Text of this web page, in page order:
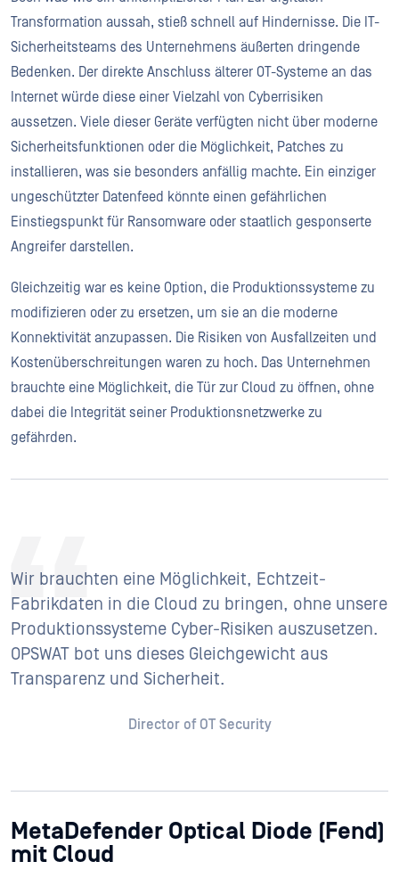
Transformation aussah, stieß schnell auf Hindernisse. Die IT-
Sicherheitsteams des Unternehmens äußerten dringende
Bedenken. Der direkte Anschluss älterer OT-Systeme an das
Internet würde diese einer Vielzahl von Cyberrisiken
aussetzen. Viele dieser Geräte verfügten nicht über moderne
Sicherheitsfunktionen oder die Möglichkeit, Patches zu
installieren, was sie besonders anfällig machte. Ein einziger
ungeschützter Datenfeed könnte einen gefährlichen
Einstiegspunkt für Ransomware oder staatlich gesponserte
Angreifer darstellen.
Gleichzeitig war es keine Option, die Produktionssysteme zu
modifizieren oder zu ersetzen, um sie an die moderne
Konnektivität anzupassen. Die Risiken von Ausfallzeiten und
Kostenüberschreitungen waren zu hoch. Das Unternehmen
brauchte eine Möglichkeit, die Tür zur Cloud zu öffnen, ohne
dabei die Integrität seiner Produktionsnetzwerke zu
gefährden.
Wir brauchten eine Möglichkeit, Echtzeit-
Fabrikdaten in die Cloud zu bringen, ohne unsere
Produktionssysteme Cyber-Risiken auszusetzen.
OPSWAT bot uns dieses Gleichgewicht aus
Transparenz und Sicherheit.
Director of OT Security
MetaDefender Optical Diode (Fend)
mit Cloud